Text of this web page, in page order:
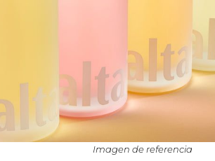
Imagen de referencia